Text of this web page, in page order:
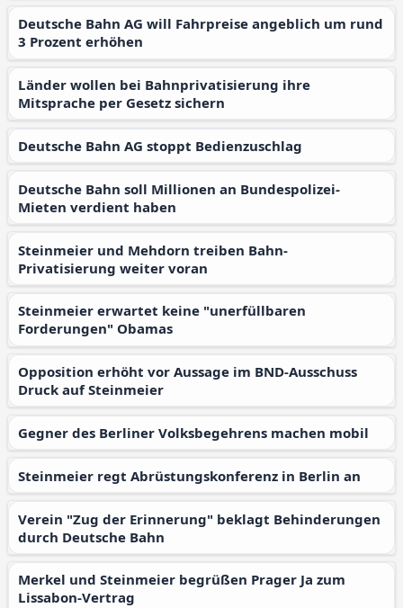
Deutsche Bahn AG will Fahrpreise angeblich um rund
3 Prozent erhöhen
Länder wollen bei Bahnprivatisierung ihre
Mitsprache per Gesetz sichern
Deutsche Bahn AG stoppt Bedienzuschlag
Deutsche Bahn soll Millionen an Bundespolizei-
Mieten verdient haben
Steinmeier und Mehdorn treiben Bahn-
Privatisierung weiter voran
Steinmeier erwartet keine "unerfüllbaren
Forderungen" Obamas
Opposition erhöht vor Aussage im BND-Ausschuss
Druck auf Steinmeier
Gegner des Berliner Volksbegehrens machen mobil
Steinmeier regt Abrüstungskonferenz in Berlin an
Verein "Zug der Erinnerung" beklagt Behinderungen
durch Deutsche Bahn
Merkel und Steinmeier begrüßen Prager Ja zum
Lissabon-Vertrag